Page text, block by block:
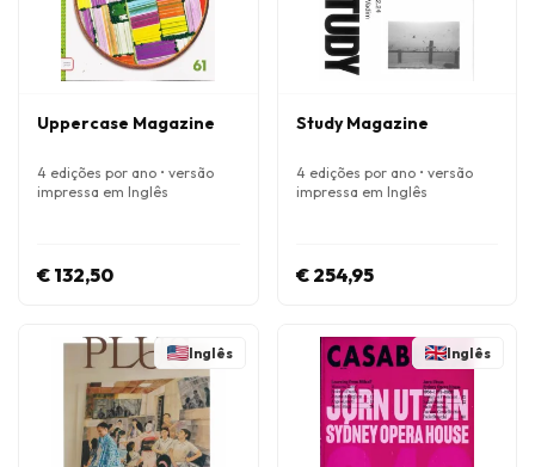
Uppercase Magazine
4 edições por ano • versão
impressa em Inglês
€ 132,50
Study Magazine
4 edições por ano • versão
impressa em Inglês
€ 254,95
Inglês Inglês